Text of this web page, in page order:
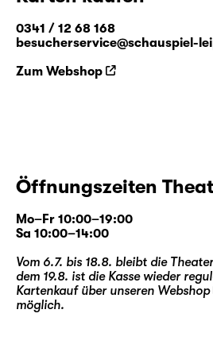
0341 / 12 68 168
besucherservice@schauspiel-
Zum Webshop
Öffnungszeiten
Mo–Fr 10:00–19:00
Sa 10:00–14:00
Vom 6.7. bis 18.8. bleibt die
dem 19.8. ist die Kasse wieder
Kartenkauf über unseren Webshop
möglich.